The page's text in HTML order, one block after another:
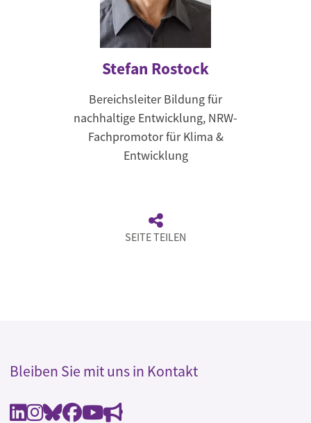
Stefan Rostock
Bereichsleiter Bildung für
nachhaltige Entwicklung, NRW-
Fachpromotor für Klima &
Entwicklung
SEITE TEILEN
Bleiben Sie mit uns in Kontakt